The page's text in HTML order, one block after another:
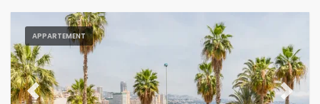
Comfort
APPARTEMENT
Previous Next